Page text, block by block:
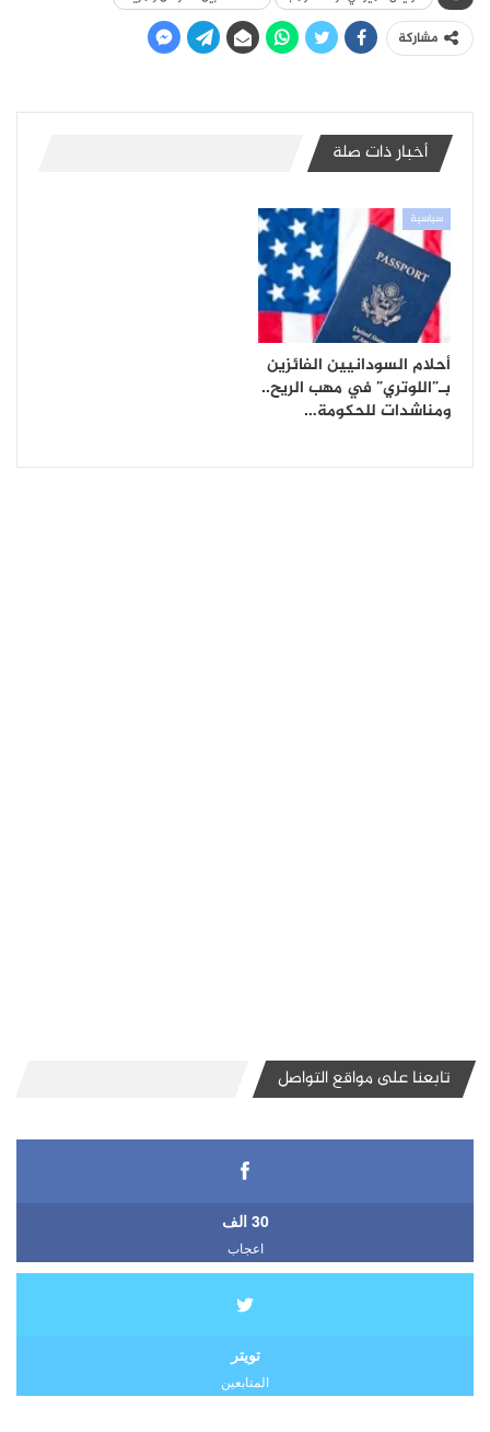
مشاركة
أخبار ذات صلة
سياسية
أحلام السودانيين الفائزين
بـ”اللوتري” في مهب الريح..
ومناشدات للحكومة…
تابعنا على مواقع التواصل
30 الف
اعجاب
تويتر
المتابعين